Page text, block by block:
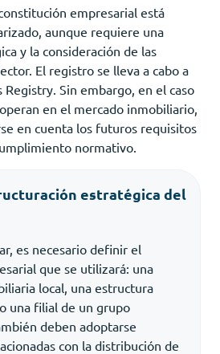
empresarial está
aunque requiere una
y la consideración de las
El registro se lleva a cabo a
Sin embargo, en el caso
en el mercado inmobiliario,
en cuenta los futuros requisitos
normativo.
estratégica del
es necesario definir el
que se utilizará: una
local, una estructura
una filial de un grupo
deben adoptarse
con la distribución de